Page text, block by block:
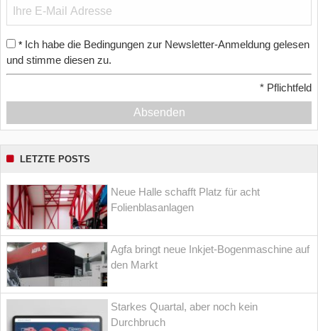
* Ich habe die Bedingungen zur Newsletter-Anmeldung gelesen
und stimme diesen zu.
* Pflichtfeld
Absenden
LETZTE POSTS
Neue Halle schafft Platz für acht
Folienblasanlagen
Agfa bringt neue Inkjet-Bogenmaschine auf
den Markt
Starkes Quartal, aber noch kein
Durchbruch